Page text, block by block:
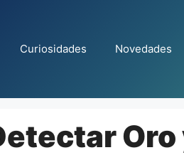
Curiosidades Novedades